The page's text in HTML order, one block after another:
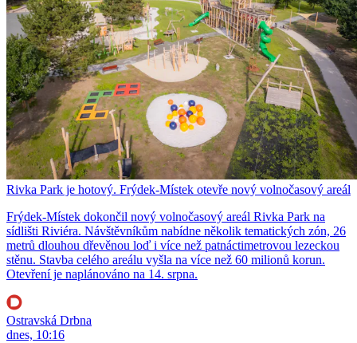
Rivka Park je hotový. Frýdek-Místek otevře nový volnočasový areál
Frýdek-Místek dokončil nový volnočasový areál Rivka Park na
sídlišti Riviéra. Návštěvníkům nabídne několik tematických zón, 26
metrů dlouhou dřevěnou loď i více než patnáctimetrovou lezeckou
stěnu. Stavba celého areálu vyšla na více než 60 milionů korun.
Otevření je naplánováno na 14. srpna.
Ostravská Drbna
dnes, 10:16